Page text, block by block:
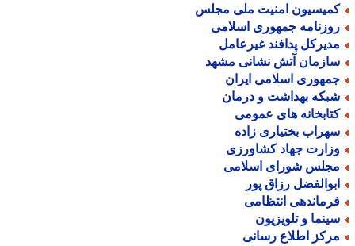
امنیت ملی مجلس
جمهوری اسلامی
پدافند غیرعامل
آتش نشانی مشهد
اسلامی ایران
بهداشت و درمان
های عمومی
بختیاری زاده
جهاد کشاورزی
شورای اسلامی
رزاق پور
انتظامی
و تلویزیون
اطلاع رسانی